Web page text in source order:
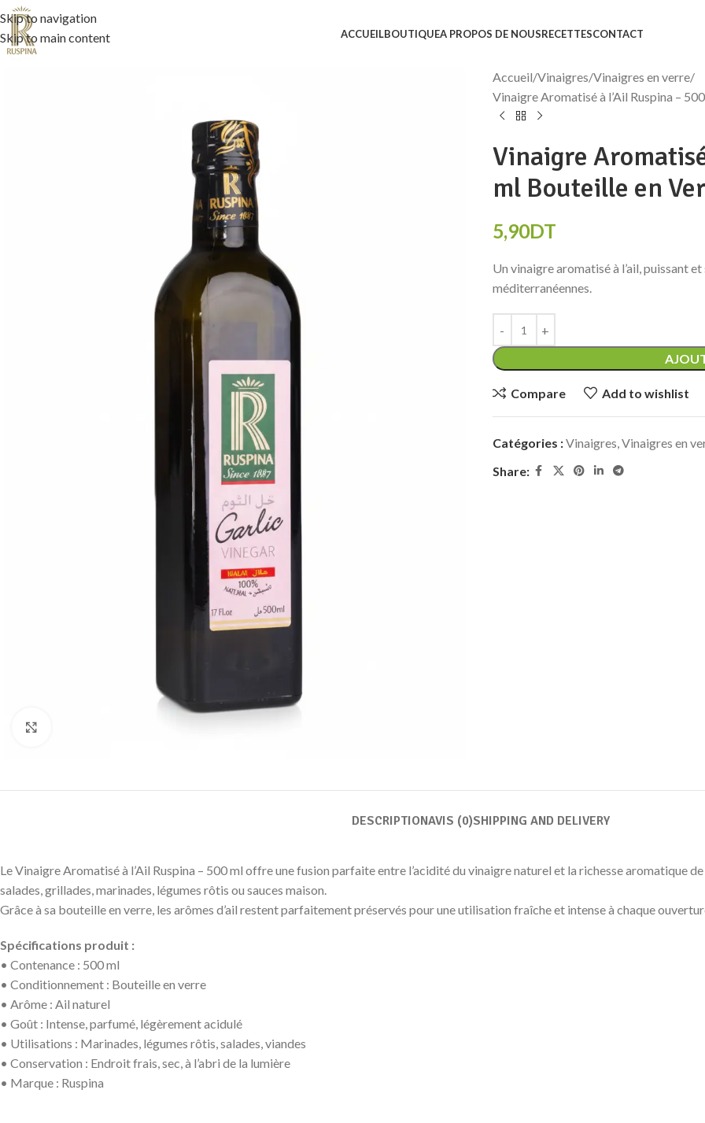
Skip to navigation
Skip to main content
ACCUEILBOUTIQUEA PROPOS DE NOUSRECETTESCONTACT
Accueil Vinaigres Vinaigres en verre
Vinaigre Aromatisé à l’Ail Ruspina –
Vinaigre
ml Bouteille en
5,90DT
Un vinaigre aromatisé à l’ail, puissant
méditerranéennes.
Compare Add to wishlist
Catégories :Vinaigres,Vinaigres en
Share:
DESCRIPTIONAVIS (0)SHIPPING AND DELIVERY
Le Vinaigre Aromatisé à l’Ail Ruspina – 500 ml offre une fusion parfaite entre l’acidité du vinaigre naturel et la richesse aromatique
salades, grillades, marinades, légumes rôtis ou sauces maison.
Grâce à sa bouteille en verre, les arômes d’ail restent parfaitement préservés pour une utilisation fraîche et intense à chaque
Spécifications produit :
• Contenance : 500 ml
• Conditionnement : Bouteille en verre
• Arôme : Ail naturel
• Goût : Intense, parfumé, légèrement acidulé
• Utilisations : Marinades, légumes rôtis, salades, viandes
• Conservation : Endroit frais, sec, à l’abri de la lumière
• Marque : Ruspina